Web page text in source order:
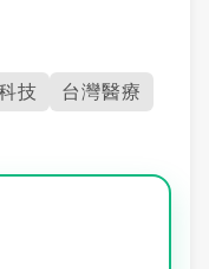
技
台灣醫療